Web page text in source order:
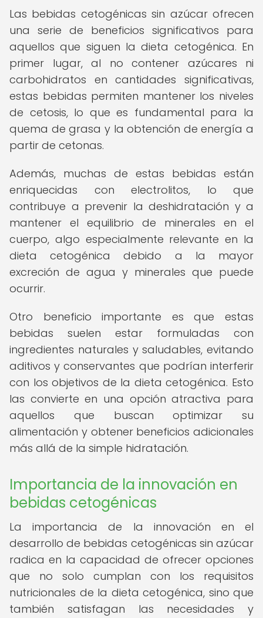
Las bebidas cetogénicas sin azúcar ofrecen
una serie de beneficios significativos para
aquellos que siguen la dieta cetogénica. En
primer lugar, al no contener azúcares ni
carbohidratos en cantidades significativas,
estas bebidas permiten mantener los niveles
de cetosis, lo que es fundamental para la
quema de grasa y la obtención de energía a
partir de cetonas.
Además, muchas de estas bebidas están
enriquecidas con electrolitos, lo que
contribuye a prevenir la deshidratación y a
mantener el equilibrio de minerales en el
cuerpo, algo especialmente relevante en la
dieta cetogénica debido a la mayor
excreción de agua y minerales que puede
ocurrir.
Otro beneficio importante es que estas
bebidas suelen estar formuladas con
ingredientes naturales y saludables, evitando
aditivos y conservantes que podrían interferir
con los objetivos de la dieta cetogénica. Esto
las convierte en una opción atractiva para
aquellos que buscan optimizar su
alimentación y obtener beneficios adicionales
más allá de la simple hidratación.
Importancia de la innovación en
bebidas cetogénicas
La importancia de la innovación en el
desarrollo de bebidas cetogénicas sin azúcar
radica en la capacidad de ofrecer opciones
que no solo cumplan con los requisitos
nutricionales de la dieta cetogénica, sino que
también satisfagan las necesidades y